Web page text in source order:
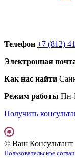
Телефон +7 (812)
Электронная
Как нас найти
Режим работы Пн-
Получить
© Ваш Консультант
Пользовательское